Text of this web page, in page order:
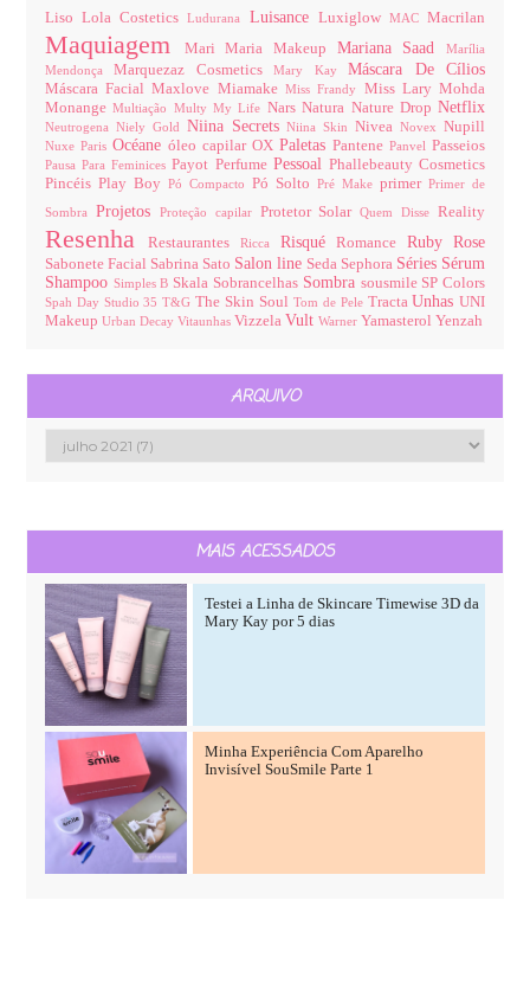
Liso Lola CosteticsLudurana Luisance LuxiglowMAC Macrilan
Maquiagem Mari Maria Makeup Mariana SaadMarília
Mendonça Marquezaz CosmeticsMary Kay Máscara De Cílios
Máscara FacialMaxlove MiamakeMiss Frandy Miss LaryMohda
MonangeMultiação Multy My Life NarsNatura Nature DropNetflix
Neutrogena Niely Gold Niina SecretsNiina Skin NiveaNovex Nupill
Nuxe Paris Océane óleo capilarOXPaletasPantenePanvel Passeios
Pausa Para Feminices Payot Perfume PessoalPhallebeauty Cosmetics
Pincéis Play Boy Pó Compacto Pó SoltoPré MakeprimerPrimer de
Sombra Projetos Proteção capilar Protetor SolarQuem Disse Reality
ResenhaRestaurantes Ricca RisquéRomance Ruby Rose
Sabonete Facial Sabrina Sato Salon line Seda Sephora Séries Sérum
Shampoo Simples B Skala Sobrancelhas Sombra sousmile SP Colors
Spah Day Studio 35T&GThe Skin Soul Tom de Pele Tracta UnhasUNI
Makeup Urban Decay Vitaunhas Vizzela Vult Warner Yamasterol Yenzah
ARQUIVO
MAIS ACESSADOS
Testei a Linha de Skincare Timewise 3D da
Mary Kay por 5 dias
Minha Experiência Com Aparelho
Invisível SouSmile Parte 1